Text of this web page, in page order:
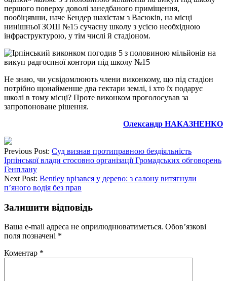
першого поверху доволі занедбаного приміщення,
пообіцявши, наче Бендер шахістам з Васюків, на місці
нинішньої ЗОШ №15 сучасну школу з усією необхідною
інфраструктурою, у тім числі й стадіоном.
Не знаю, чи усвідомлюють члени виконкому, що під стадіон
потрібно щонайменше два гектари землі, і хто їх подарує
школі в тому місці? Проте виконком проголосував за
запропоноване рішення.
Олександр НАКАЗНЕНКО
Previous Post: Суд визнав протиправною бездіяльність
Ірпінської влади стосовно організації Громадських обговорень
Генплану
Next Post: Bentley врізався у дерево: з салону витягнули
п’яного водія без прав
Залишити відповідь
Ваша e-mail адреса не оприлюднюватиметься. Обов’язкові
поля позначені *
Коментар *